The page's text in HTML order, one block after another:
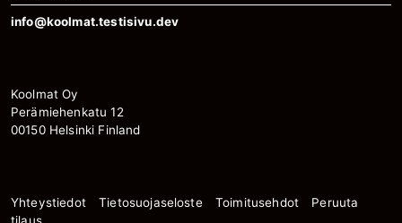
info@koolmat.testisivu.dev
Koolmat Oy
Perämiehenkatu 12
00150 Helsinki Finland
Yhteystiedot Tietosuojaseloste Toimitusehdot
Peruuta